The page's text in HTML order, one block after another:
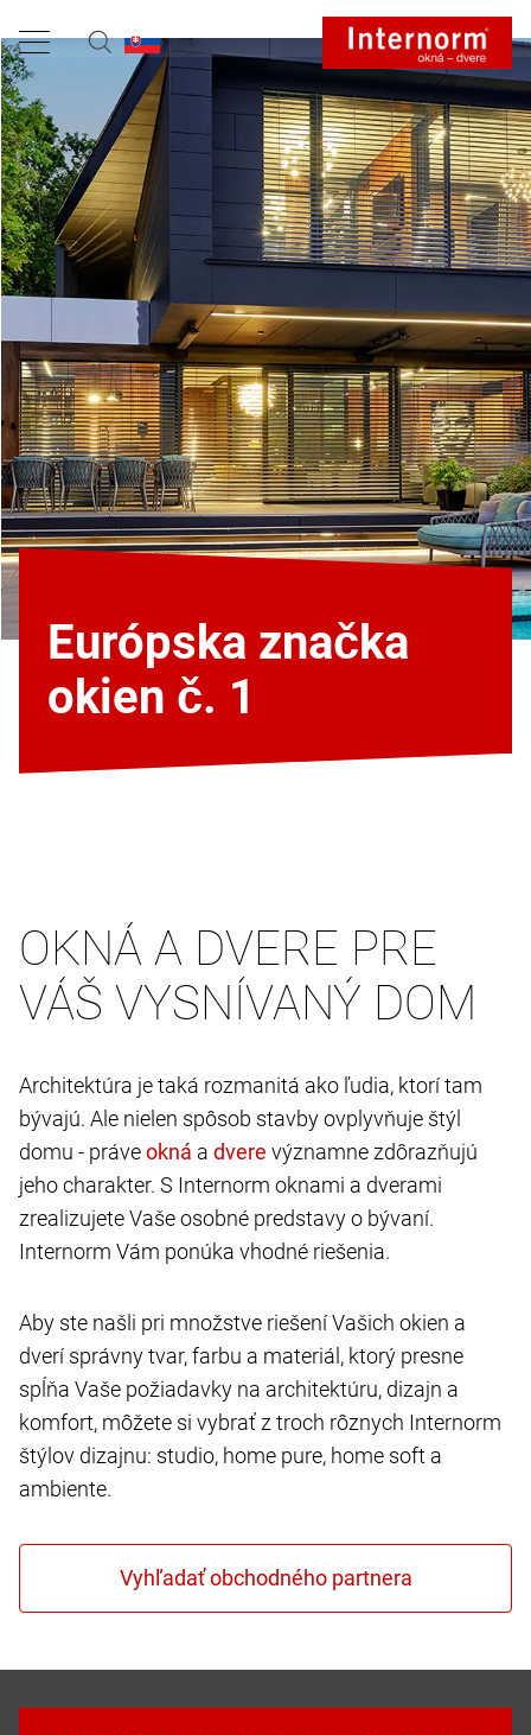
Európska značka
okien č. 1
OKNÁ A DVERE PRE
VÁŠ VYSNÍVANÝ DOM
Architektúra je taká rozmanitá ako ľudia, ktorí tam
bývajú. Ale nielen spôsob stavby ovplyvňuje štýl
domu - práve
a
významne zdôrazňujú
jeho charakter. S Internorm oknami a dverami
zrealizujete Vaše osobné predstavy o bývaní.
Internorm Vám ponúka vhodné riešenia.
Aby ste našli pri množstve riešení Vašich okien a
dverí správny tvar, farbu a materiál, ktorý presne
spĺňa Vaše požiadavky na architektúru, dizajn a
komfort, môžete si vybrať z troch rôznych Internorm
štýlov dizajnu: studio, home pure, home soft a
ambiente.